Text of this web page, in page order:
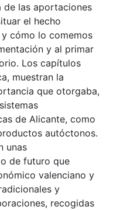
de las aportaciones
el hecho
cómo lo comemos
y al primar
Los capítulos
muestran la
que otorgaba,
de Alicante, como
autóctonos.
unas
de futuro que
valenciano y
y
recogidas